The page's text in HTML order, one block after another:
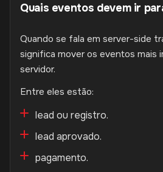
Quais eventos devem ir
Quando se fala em server-side
significa mover os eventos mais
servidor.
Entre eles estão:
lead ou registro.
lead aprovado.
pagamento.